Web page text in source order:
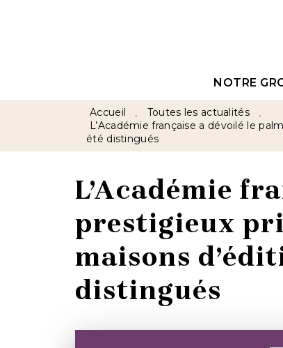
NOTRE
Accueil • Toutes les actualités •
L’Académie française a dévoilé le
été distingués
L’Académie
prestigieux
maisons
distingués